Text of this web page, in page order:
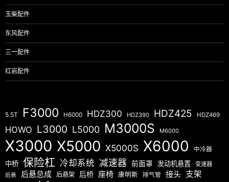
玉柴配件
东风配件
三一配件
红岩配件
5.5T F3000 H6000 HDZ300 HDZ390 HDZ425 HDZ469
HOWO L3000 L5000 M3000S M6000
X3000 X5000 X5000S X6000 中冷器
中桥 保险杠 冷却系统 减速器 前面罩 发动机悬置 变速器
后悬 后悬总成 后悬架 后桥 座椅 康明斯 排气管 接头 支架